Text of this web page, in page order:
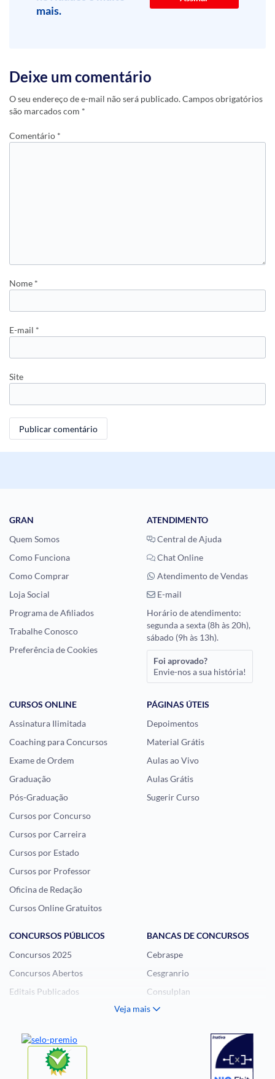
mais.
Deixe um comentário
O seu endereço de e-mail não será publicado.Campos obrigatórios
são marcados com *
Comentário *
Nome *
E-mail *
Site
GRAN
Quem Somos
Como Funciona
Como Comprar
Loja Social
Programa de Afiliados
Trabalhe Conosco
Preferência de Cookies
ATENDIMENTO
Central de Ajuda
Chat Online
Atendimento de Vendas
E-mail
Horário de atendimento:
segunda a sexta (8h às 20h),
sábado (9h às 13h).
Foi aprovado?
Envie-nos a sua história!
CURSOS ONLINE
Assinatura Ilimitada
Coaching para Concursos
Exame de Ordem
Graduação
Pós-Graduação
Cursos por Concurso
Cursos por Carreira
Cursos por Estado
Cursos por Professor
Oficina de Redação
Cursos Online Gratuitos
PÁGINAS ÚTEIS
Depoimentos
Material Grátis
Aulas ao Vivo
Aulas Grátis
Sugerir Curso
CONCURSOS PÚBLICOS
Concursos 2025
Concursos Abertos
Editais Publicados
Questões de Concurso
BANCAS DE CONCURSOS
Cebraspe
Cesgranrio
Consulplan
FCC
Veja mais